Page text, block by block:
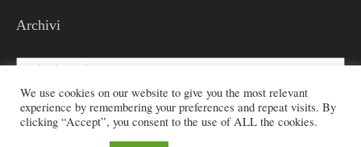
Archivi
Archivi
We use cookies on our website to give you the most relevant
experience by remembering your preferences and repeat visits. By
clicking “Accept”, you consent to the use of ALL the cookies.